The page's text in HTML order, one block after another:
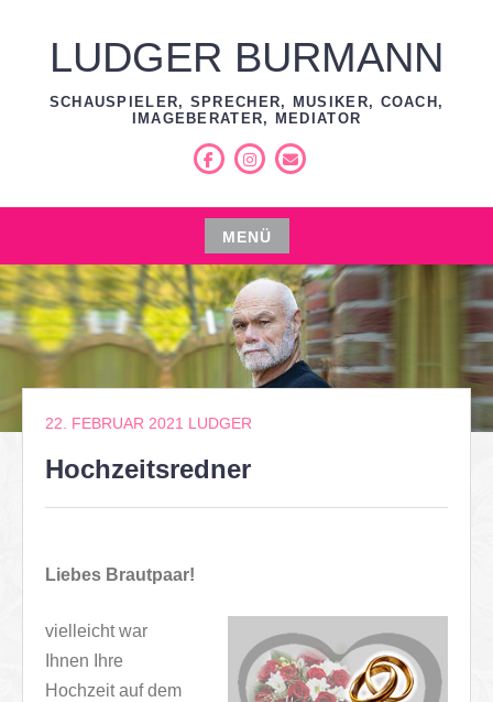
springenLUDGER BURMANN
SCHAUSPIELER, SPRECHER, MUSIKER, COACH,
IMAGEBERATER, MEDIATOR
FacebookInstagram
E-
MENÜ
Zum
Inhalt
springen
22. FEBRUAR 2021 LUDGER
Hochzeitsredner
Liebes Brautpaar!
vielleicht war
Ihnen Ihre
Hochzeit auf dem